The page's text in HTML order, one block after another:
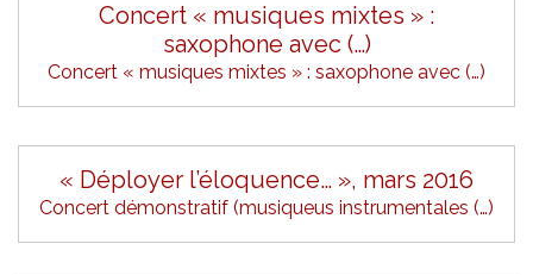
Concert « musiques mixtes » :
saxophone avec (…)
Concert « musiques mixtes » : saxophone avec (…)
« Déployer l’éloquence… », mars 2016
Concert démonstratif (musiqueus instrumentales (…)